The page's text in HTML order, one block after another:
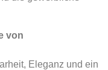
von
Eleganz und ein